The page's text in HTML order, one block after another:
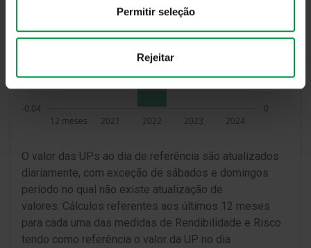
Permitir seleção
Rejeitar
O valor das UPs ao dia de referência são atualizados
diariamente, com exceção de sábados e domingos
período no qual não existe atualização de
valores. Cálculos referentes aos últimos 12 meses
para cada uma das medidas de Rendibilidade e Risco
tendo como referência o valor da UP no dia